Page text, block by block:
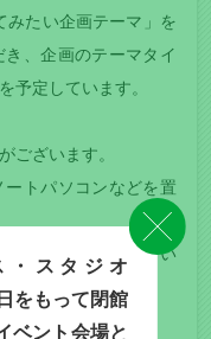
みたい企画テーマ」を
、企画のテーマタイ
予定しています。
ございます。
トパソコンなどを置
とメモが取りやすい
・スタジオ
をもって閉館
ベント会場と